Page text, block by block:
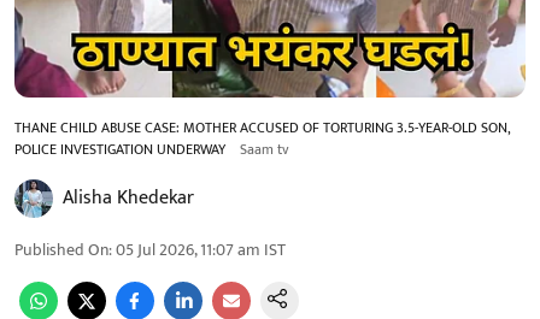
THANE CHILD ABUSE CASE: MOTHER ACCUSED OF TORTURING 3.5-YEAR-OLD SON,
POLICE INVESTIGATION UNDERWAY Saam tv
Alisha Khedekar
Published On:05 Jul 2026, 11:07 am IST